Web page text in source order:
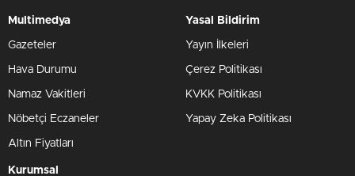
Multimedya
Gazeteler
Hava Durumu
Namaz Vakitleri
Nöbetçi Eczaneler
Altın Fiyatları
Yasal Bildirim
Yayın İlkeleri
Çerez Politikası
KVKK Politikası
Yapay Zeka Politikası
Kurumsal